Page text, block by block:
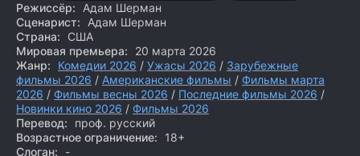
Режиссёр:
Адам Шерман
Сценарист:
Адам Шерман
Страна:
США
Мировая премьера:
20 марта 2026
Жанр:
Комедии 2026 / Ужасы 2026 / Зарубежные
фильмы 2026 / Американские фильмы / Фильмы марта
2026 / Фильмы весны 2026 / Последние фильмы 2026 /
Новинки кино 2026 / Фильмы 2026
Перевод:
проф. русский
Возрастное ограничение:
18+
Слоган:
-